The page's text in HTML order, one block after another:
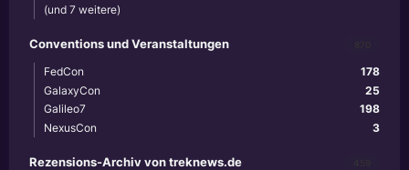
(und 7 weitere)
Conventions und Veranstaltungen
178
FedCon
25
GalaxyCon
198
Galileo7
3
NexusCon
Rezensions-Archiv von treknews.de